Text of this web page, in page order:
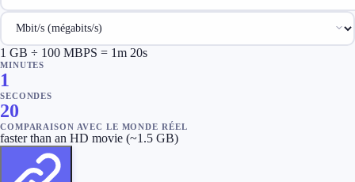
Vitesse de connexionunit
1 GB ÷ 100 MBPS = 1m 20s
MINUTES
1
SECONDES
20
COMPARAISON AVEC LE MONDE RÉEL
faster than an HD movie (~1.5 GB)